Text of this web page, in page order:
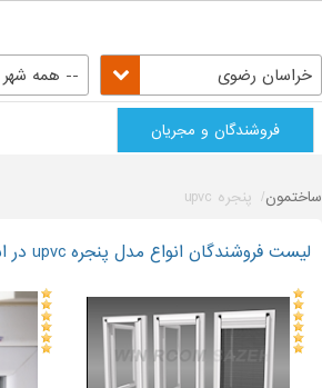
خراسان رضوی -- همه
فروشندگان و مجریان
ساختمون پنجره upvc
لیست فروشندگان انواع مدل پنجره upvc در استان خراسان رضوی